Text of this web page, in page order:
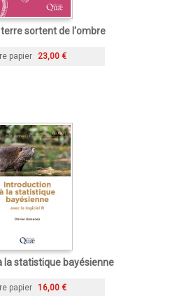
terre sortent de l'ombre
papier 23,00 €
la statistique bayésienne
papier 16,00 €